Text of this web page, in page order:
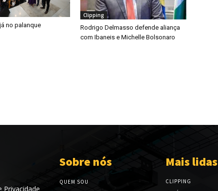
no palanque
Clipping
Rodrigo Delmasso defende aliança
com Ibaneis e Michelle Bolsonaro
Privacidade
Sobre nós
QUEM SOU
Mais lidas
CLIPPING